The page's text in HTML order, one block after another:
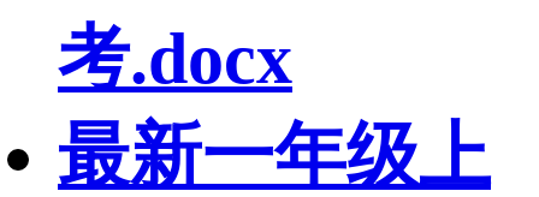
考.docx
最新一年级上